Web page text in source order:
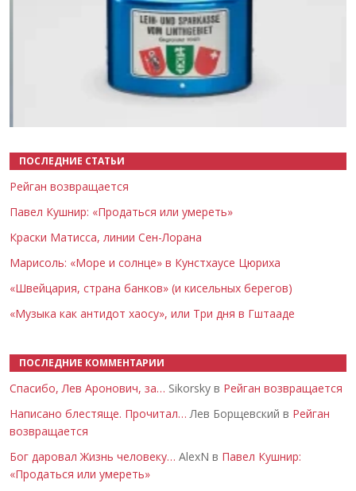
ПОСЛЕДНИЕ СТАТЬИ
Рейган возвращается
Павел Кушнир: «Продаться или умереть»
Краски Матисса, линии Сен-Лорана
Марисоль: «Море и солнце» в Кунстхаусе Цюриха
«Швейцария, страна банков» (и кисельных берегов)
«Музыка как антидот хаосу», или Три дня в Гштааде
ПОСЛЕДНИЕ КОММЕНТАРИИ
Спасибо, Лев Аронович, за… Sikorsky в Рейган возвращается
Написано блестяще. Прочитал… Лев Борщевский в Рейган
возвращается
Бог даровал Жизнь человеку… AlexN в Павел Кушнир:
«Продаться или умереть»